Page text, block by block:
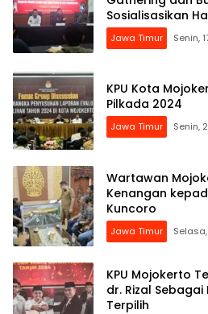
Sosialisasikan
Jawa Timur Senin,
KPU Kota
Pilkada 2024
Jawa Timur Senin,
Wartawan
Kenangan
Kuncoro
Jawa Timur
KPU Mojokerto
dr. Rizal
Terpilih